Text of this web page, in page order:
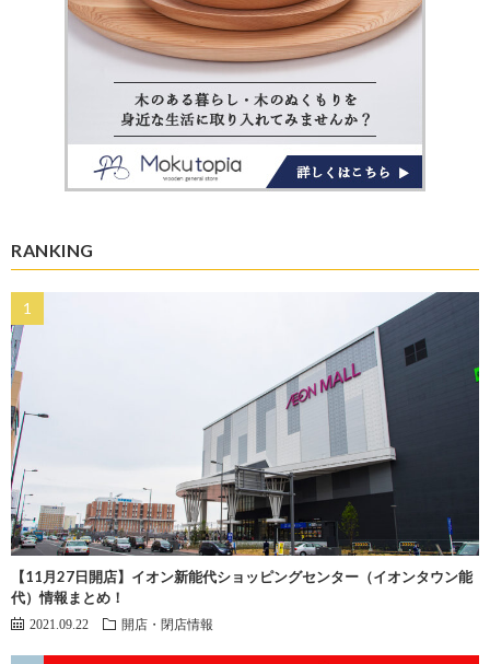
RANKING
【11月27日開店】イオン新能代ショッピングセンター（イオンタウン能
代）情報まとめ！
2021.09.22 開店・閉店情報